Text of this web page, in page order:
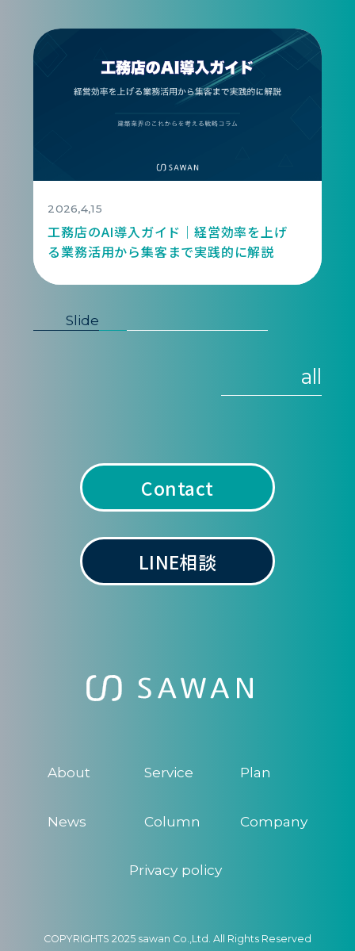
2026,4,15
工務店のAI導入ガイド｜経営効率を上げ
る業務活用から集客まで実践的に解説
Slide
all
Contact
LINE相談
About Service Plan
News Column Company
Privacy policy
COPYRIGHTS 2025 sawan Co.,Ltd. All Rights Reserved